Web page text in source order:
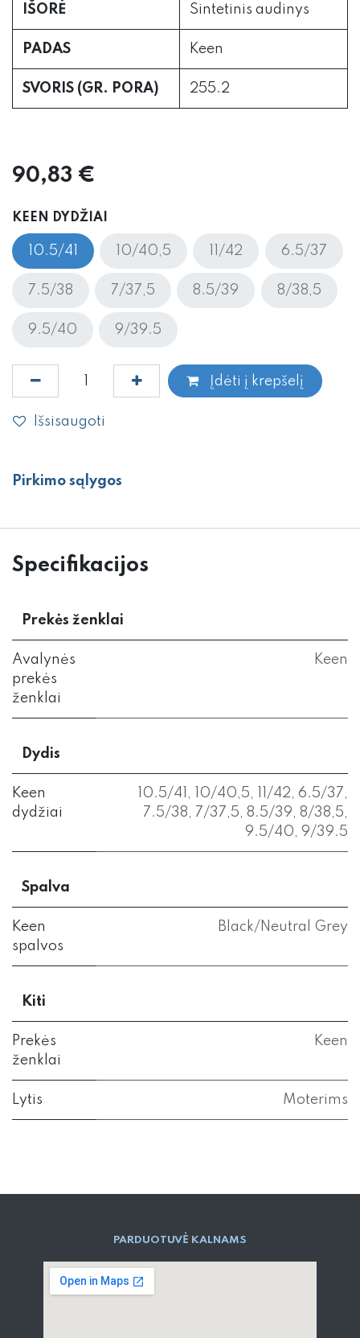
IŠORĖ Sintetinis audinys
PADAS Keen
SVORIS (GR. PORA) 255.2
90,83 €
KEEN DYDŽIAI
10.5/41 10/40,5 11/42 6.5/37
7.5/38 7/37,5 8.5/39 8/38,5
9.5/40 9/39.5
Įdėti į krepšelį
Išsisaugoti
Pirkimo sąlygos
Specifikacijos
Prekės ženklai
Avalynės
prekės
ženklai
Keen
Dydis
Keen
dydžiai
10.5/41 , 10/40,5, 11/42, 6.5/37 ,
7.5/38, 7/37,5, 8.5/39, 8/38,5,
9.5/40, 9/39.5
Spalva
Keen
spalvos
Black/Neutral Grey
Kiti
Prekės
ženklai
Keen
Lytis Moterims
PARD​UOTUVĖ​ KALNAMS